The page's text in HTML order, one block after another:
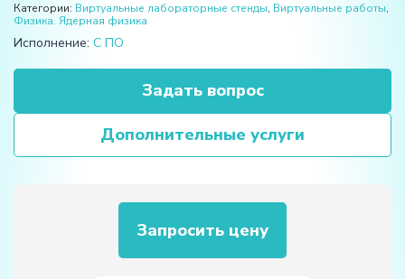
Категории: Виртуальные лабораторные стенды, Виртуальные работы,
Физика. Ядерная физика
Исполнение: С ПО
Задать вопрос
Дополнительные услуги
Запросить цену